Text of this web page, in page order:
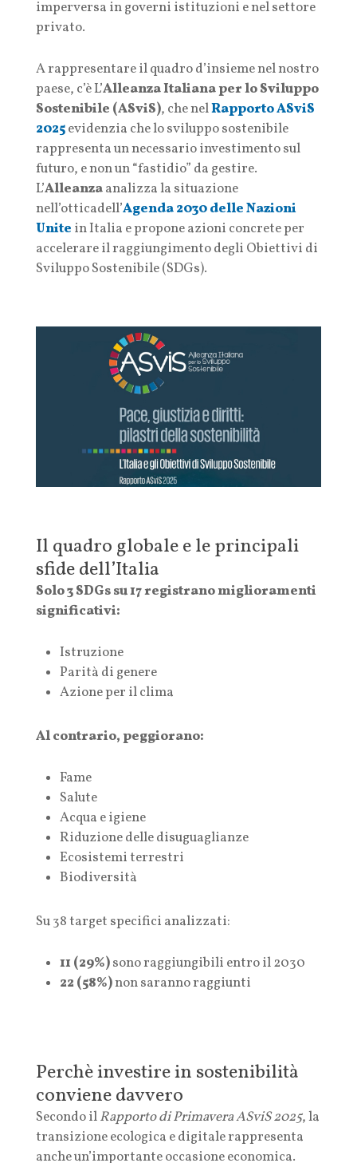
imperversa in governi istituzioni e nel settore
privato.
A rappresentare il quadro d’insieme nel nostro
paese, c’è L’Alleanza Italiana per lo Sviluppo
Sostenibile (ASviS), che nelRapporto ASviS
2025evidenzia che lo sviluppo sostenibile
rappresenta un necessario investimento sul
futuro, e non un “fastidio” da gestire.
L’Alleanzaanalizza la situazione
nell’otticadell’Agenda 2030 delle Nazioni
Unite in Italia e propone azioni concrete per
accelerare il raggiungimento degli Obiettivi di
Sviluppo Sostenibile (SDGs).
Il quadro globale e le principali
sfide dell’Italia
Solo 3 SDGs su 17 registrano miglioramenti
significativi:
Istruzione
Parità di genere
Azione per il clima
Al contrario, peggiorano:
Fame
Salute
Acqua e igiene
Riduzione delle disuguaglianze
Ecosistemi terrestri
Biodiversità
Su 38 target specifici analizzati:
11 (29%)sono raggiungibili entro il 2030
22 (58%)non saranno raggiunti
Perchè investire in sostenibilità
conviene davvero
Secondo ilRapporto di Primavera ASviS 2025, la
transizione ecologica e digitale rappresenta
anche un’importante occasione economica.